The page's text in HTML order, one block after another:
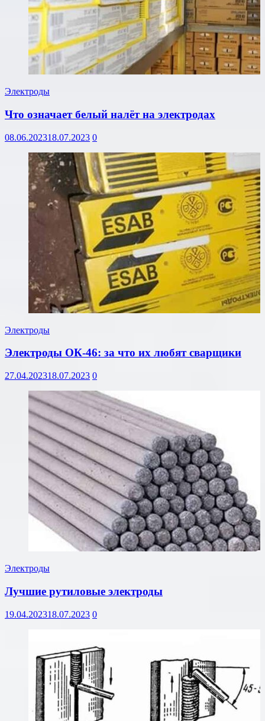
Электроды
Что означает белый налёт на электродах
08.06.202318.07.2023 0
Электроды
Электроды ОК-46: за что их любят сварщики
27.04.202318.07.2023 0
Электроды
Лучшие рутиловые электроды
19.04.202318.07.2023 0